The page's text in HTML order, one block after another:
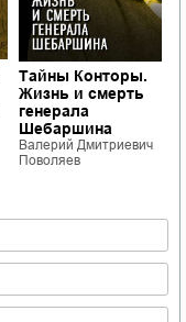
Тайны Конторы.
Жизнь и смерть
генерала
Шебаршина
Валерий Дмитриевич
Поволяев